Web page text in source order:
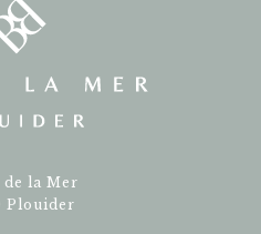
de la Mer
Plouider